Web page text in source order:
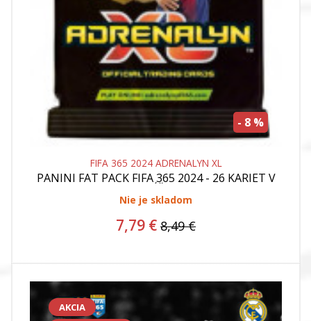
- 8 %
FIFA 365 2024 ADRENALYN XL
PANINI FAT PACK FIFA 365 2024 - 26 KARIET V
Nie je skladom
7,79 € 8,49 €
AKCIA